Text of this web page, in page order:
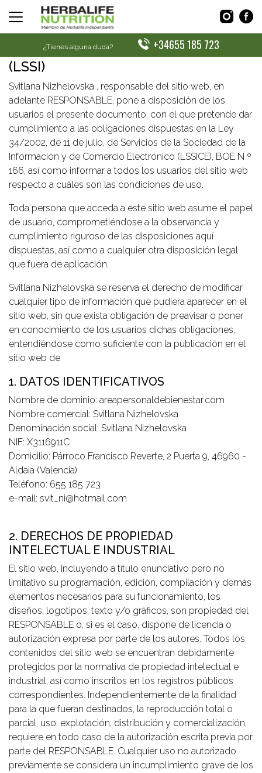
¿Tienes alguna duda? +34655 185 723
AVISO LEGAL
LEY DE LOS SERVICIOS DE LA
SOCIEDAD DE LA INFORMACIÓN
(LSSI)
Svitlana Nizhelovska , responsable del sitio web, en
adelante RESPONSABLE, pone a disposición de los
usuarios el presente documento, con el que pretende dar
cumplimiento a las obligaciones dispuestas en la Ley
34/2002, de 11 de julio, de Servicios de la Sociedad de la
Información y de Comercio Electrónico (LSSICE), BOE N º
166, así como informar a todos los usuarios del sitio web
respecto a cuáles son las condiciones de uso.
Toda persona que acceda a este sitio web asume el papel
de usuario, comprometiéndose a la observancia y
cumplimiento riguroso de las disposiciones aquí
dispuestas, así como a cualquier otra disposición legal
que fuera de aplicación.
Svitlana Nizhelovska se reserva el derecho de modificar
cualquier tipo de información que pudiera aparecer en el
sitio web, sin que exista obligación de preavisar o poner
en conocimiento de los usuarios dichas obligaciones,
entendiéndose como suficiente con la publicación en el
sitio web de
1. DATOS IDENTIFICATIVOS
Nombre de dominio: areapersonaldebienestar.com
Nombre comercial: Svitlana Nizhelovska
Denominación social: Svitlana Nizhelovska
NIF: X3116911C
Domicilio: Párroco Francisco Reverte, 2 Puerta 9, 46960 -
Aldaia (Valencia)
Teléfono: 655 185 723
e-mail: svit_ni@hotmail.com
2. DERECHOS DE PROPIEDAD
INTELECTUAL E INDUSTRIAL
El sitio web, incluyendo a título enunciativo pero no
limitativo su programación, edición, compilación y demás
elementos necesarios para su funcionamiento, los
diseños, logotipos, texto y/o gráficos, son propiedad del
RESPONSABLE o, si es el caso, dispone de licencia o
autorización expresa por parte de los autores. Todos los
contenidos del sitio web se encuentran debidamente
protegidos por la normativa de propiedad intelectual e
industrial, así como inscritos en los registros públicos
correspondientes. Independientemente de la finalidad
para la que fueran destinados, la reproducción total o
parcial, uso, explotación, distribución y comercialización,
requiere en todo caso de la autorización escrita previa por
parte del RESPONSABLE. Cualquier uso no autorizado
previamente se considera un incumplimiento grave de los